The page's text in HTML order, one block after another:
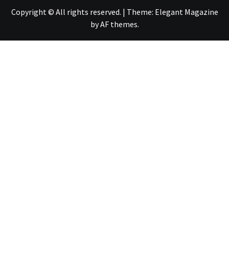
Copyright © All rights reserved. | Theme: Elegant Magazine
byAF themes.